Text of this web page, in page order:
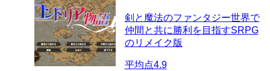
剣と魔法のファンタジー世界で
仲間と共に勝利を目指すSRPG
のリメイク版
平均点4.9